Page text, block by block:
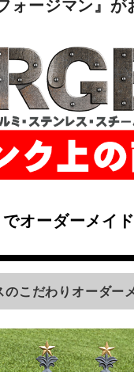
ォージマン』が
オーダーメイ
のこだわりオーダー